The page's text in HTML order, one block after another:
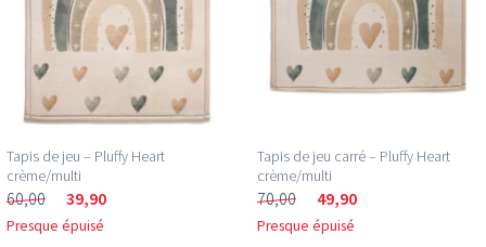
Tapis de jeu – Pluffy Heart
crème/multi
60,00 39,90
Presque épuisé
Tapis de jeu carré – Pluffy Heart
crème/multi
70,00 49,90
Presque épuisé